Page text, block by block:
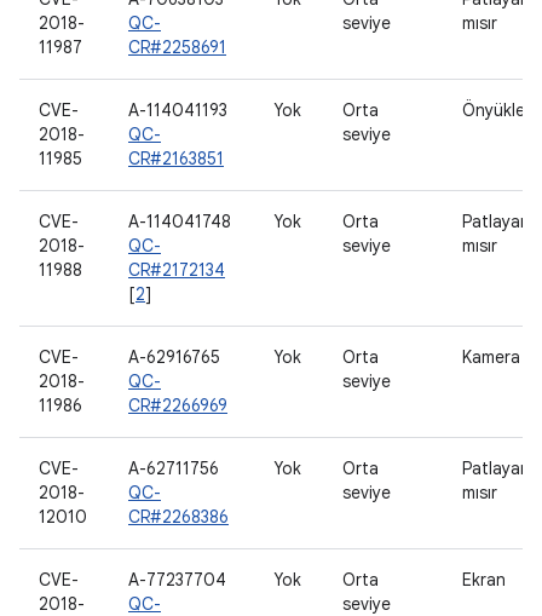
2018-
11987
QC-
CR#2258691
seviye
mısır
CVE-
2018-
11985
A-114041193
QC-
CR#2163851
Yok
Orta
seviye
CVE-
2018-
11988
A-114041748
QC-
CR#2172134
[2]
Yok
Orta
seviye
Patlayan
mısır
CVE-
2018-
11986
A-62916765
QC-
CR#2266969
Yok
Orta
seviye
Kamera
CVE-
2018-
12010
A-62711756
QC-
CR#2268386
Yok
Orta
seviye
Patlayan
mısır
CVE-
2018-
A-77237704
QC-
Yok
Orta
seviye
Ekran